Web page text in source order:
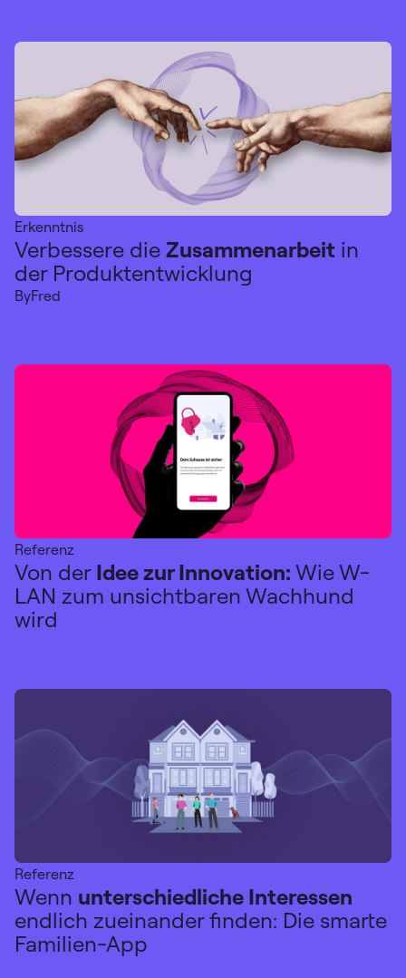
Erkenntnis
Verbessere die Zusammenarbeit in
der Produktentwicklung
ByFred
Referenz
Von der Idee zur Innovation: Wie W-
LAN zum unsichtbaren Wachhund
wird
Referenz
Wenn unterschiedliche Interessen
endlich zueinander finden: Die smarte
Familien-App